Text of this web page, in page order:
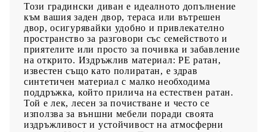
Този градински диван е идеалното допълнение
към вашия заден двор, тераса или вътрешен
двор, осигурявайки удобно и привлекателно
пространство за разговори със семейството и
приятелите или просто за почивка и забавление
на открито. Издръжлив материал: PE ратан,
известен също като полиратан, е здрав
синтетичен материал с малко необходима
поддръжка, който прилича на естествен ратан.
Той е лек, лесен за почистване и често се
използва за външни мебели поради своята
издръжливост и устойчивост на атмосферни